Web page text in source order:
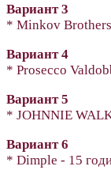
Вариант 3
* Minkov
Вариант 4
* Prosecco
Вариант 5
* JOHNNIE
Вариант 6
* Dimple - 15